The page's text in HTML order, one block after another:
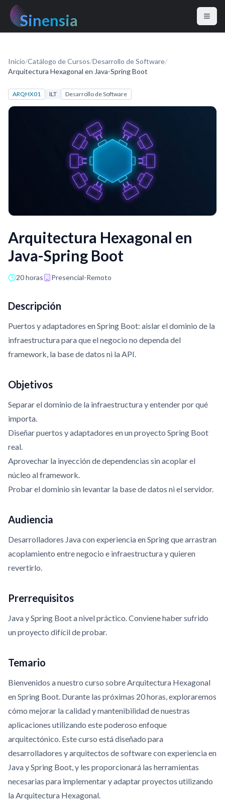
Sinensia
Inicio/Catálogo de Cursos/Desarrollo de Software/
Arquitectura Hexagonal en Java-Spring Boot
ARQHX01 ILT Desarrollo de Software
Arquitectura Hexagonal en
Java-Spring Boot
20 horas Presencial-Remoto
Descripción
Puertos y adaptadores en Spring Boot: aislar el dominio de la
infraestructura para que el negocio no dependa del
framework, la base de datos ni la API.
Objetivos
Separar el dominio de la infraestructura y entender por qué
importa.
Diseñar puertos y adaptadores en un proyecto Spring Boot
real.
Aprovechar la inyección de dependencias sin acoplar el
núcleo al framework.
Probar el dominio sin levantar la base de datos ni el servidor.
Audiencia
Desarrolladores Java con experiencia en Spring que arrastran
acoplamiento entre negocio e infraestructura y quieren
revertirlo.
Prerrequisitos
Java y Spring Boot a nivel práctico. Conviene haber sufrido
un proyecto difícil de probar.
Temario
Bienvenidos a nuestro curso sobre Arquitectura Hexagonal
en Spring Boot. Durante las próximas 20 horas, exploraremos
cómo mejorar la calidad y mantenibilidad de nuestras
aplicaciones utilizando este poderoso enfoque
arquitectónico. Este curso está diseñado para
desarrolladores y arquitectos de software con experiencia en
Java y Spring Boot, y les proporcionará las herramientas
necesarias para implementar y adaptar proyectos utilizando
la Arquitectura Hexagonal.